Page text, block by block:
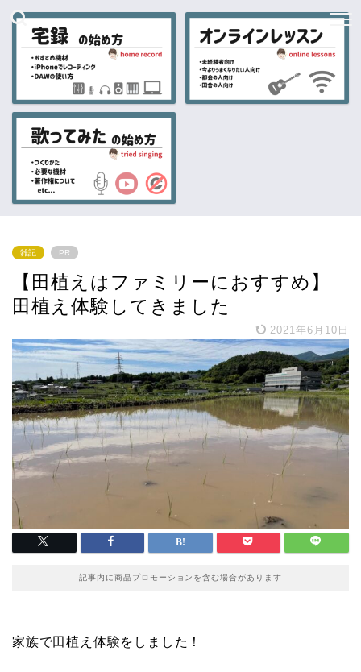
雑記 PR
【田植えはファミリーにおすすめ】
田植え体験してきました
2021年6月10日
記事内に商品プロモーションを含む場合があります
家族で田植え体験をしました！